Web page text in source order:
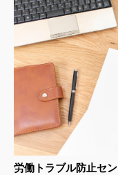
解雇権濫用法理とは
テレワークにおける
外国人労働者の雇用
メンタルヘルスケア
試用期間の基礎知識
就職差別で賠償問題に
ハラスメントとは
安全配慮義務とは
解雇予告についての基
解雇制限、解雇禁止
整理解雇の4要素とは
解雇の種類
労働トラブル防止セ